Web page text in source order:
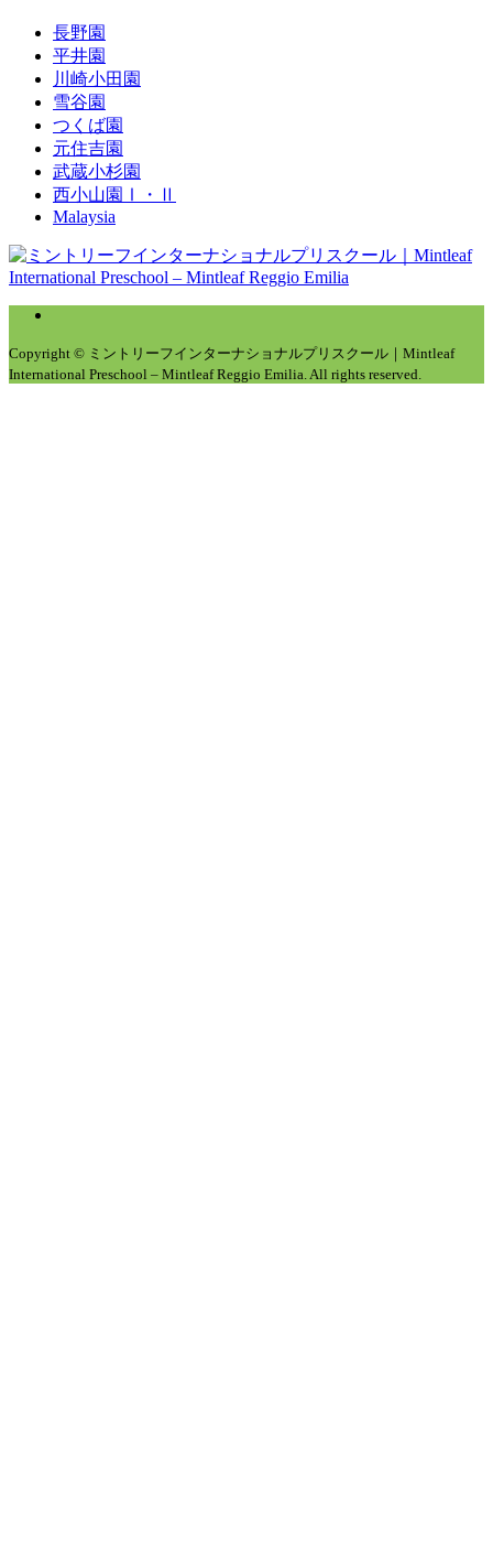
長野園
平井園
川崎小田園
雪谷園
つくば園
元住吉園
武蔵小杉園
西小山園Ⅰ・Ⅱ
Malaysia
Copyright © ミントリーフインターナショナルプリスクール｜Mintleaf
International Preschool – Mintleaf Reggio Emilia. All rights reserved.